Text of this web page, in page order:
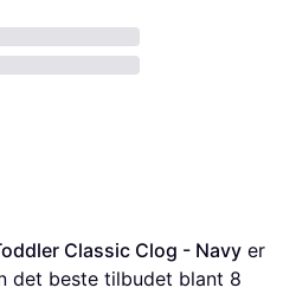
Classic Clog - Navy
det beste tilbudet blant 8